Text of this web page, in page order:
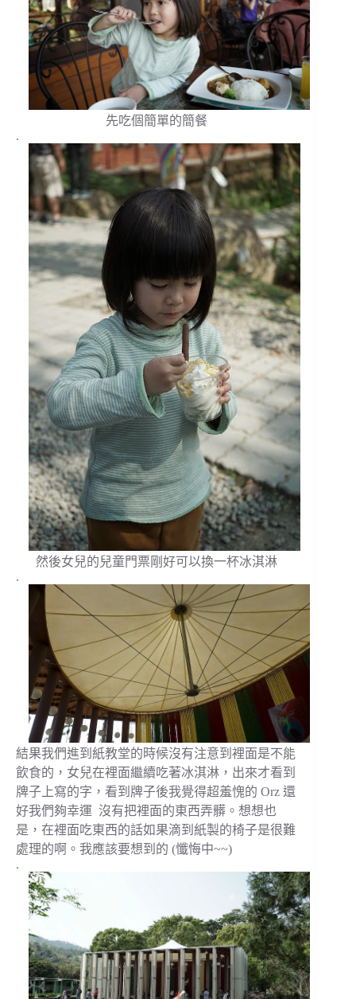
先吃個簡單的簡餐
.
然後女兒的兒童門票剛好可以換一杯冰淇淋
.
結果我們進到紙教堂的時候沒有注意到裡面是不能
飲食的，女兒在裡面繼續吃著冰淇淋，出來才看到
牌子上寫的字，看到牌子後我覺得超羞愧的 Orz 還
好我們夠幸運 沒有把裡面的東西弄髒。想想也
是，在裡面吃東西的話如果滴到紙製的椅子是很難
處理的啊。我應該要想到的 (懺悔中~~)
.